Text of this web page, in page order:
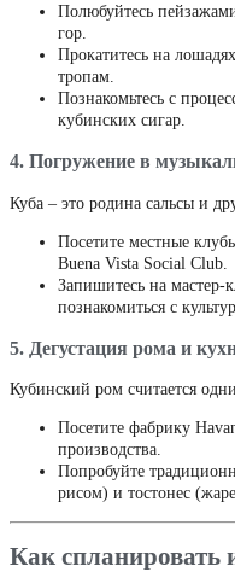
Полюбуйтесь
гор.
Прокатитесь на
тропам.
Познакомьтесь с
кубинских сигар.
4. Погружение в
Куба – это родина сальсы и
Посетите местные
Buena Vista Social Club.
Запишитесь на мастер-
познакомиться с
5. Дегустация рома и
Кубинский ром считается
Посетите фабрику
производства.
Попробуйте
рисом) и тостонес
Как спланировать